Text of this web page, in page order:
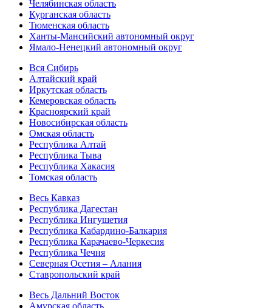
Челябинская область
Курганская область
Тюменская область
Ханты-Мансийский автономный округ
Ямало-Ненецкий автономный округ
Вся Сибирь
Алтайский край
Иркутская область
Кемеровская область
Красноярский край
Новосибирская область
Омская область
Республика Алтай
Республика Тыва
Республика Хакасия
Томская область
Весь Кавказ
Республика Дагестан
Республика Ингушетия
Республика Кабардино-Балкария
Республика Карачаево-Черкесия
Республика Чечня
Северная Осетия – Алания
Ставропольский край
Весь Дальний Восток
Амурская область